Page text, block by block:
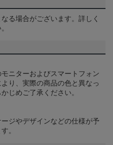
る場合がございます。詳しく
ニターおよびスマートフォン
り、実際の商品の色と異なっ
じめご了承ください。
ジやデザインなどの仕様が予
。